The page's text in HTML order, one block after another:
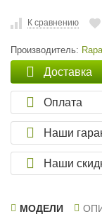
К сравнению
Производитель:
Доставка
Оплата
Наши
Наши
МОДЕЛИ